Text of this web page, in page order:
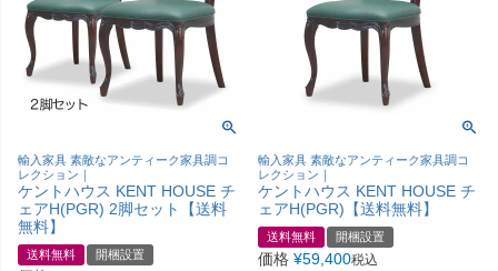
輸入家具 素敵なアンティーク家具調コ
レクション｜
ケントハウス KENT HOUSE チ
ェアH(PGR) 2脚セット【送料
無料】
送料無料 開梱設置
輸入家具 素敵なアンティーク家具調コ
レクション｜
ケントハウス KENT HOUSE チ
ェアH(PGR)【送料無料】
送料無料 開梱設置
価格 ¥59,400税込